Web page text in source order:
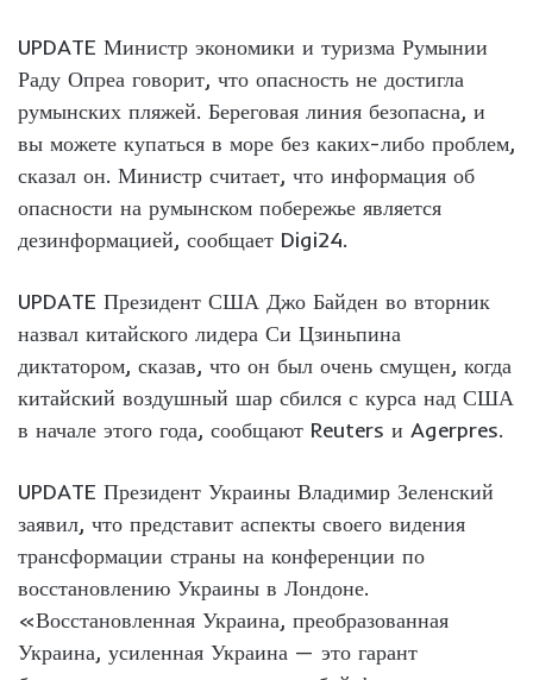
UPDATE Министр экономики и туризма Румынии
Раду Опреа говорит, что опасность не достигла
румынских пляжей. Береговая линия безопасна, и
вы можете купаться в море без каких-либо проблем,
сказал он. Министр считает, что информация об
опасности на румынском побережье является
дезинформацией, сообщает Digi24.
UPDATE Президент США Джо Байден во вторник
назвал китайского лидера Си Цзиньпина
диктатором, сказав, что он был очень смущен, когда
китайский воздушный шар сбился с курса над США
в начале этого года, сообщают Reuters и Agerpres.
UPDATE Президент Украины Владимир Зеленский
заявил, что представит аспекты своего видения
трансформации страны на конференции по
восстановлению Украины в Лондоне.
«Восстановленная Украина, преобразованная
Украина, усиленная Украина — это гарант